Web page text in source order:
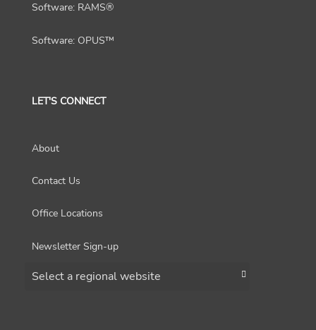
Software: RAMS®
Software: OPUS™
LET'S CONNECT
About
Contact Us
Office Locations
Newsletter Sign-up